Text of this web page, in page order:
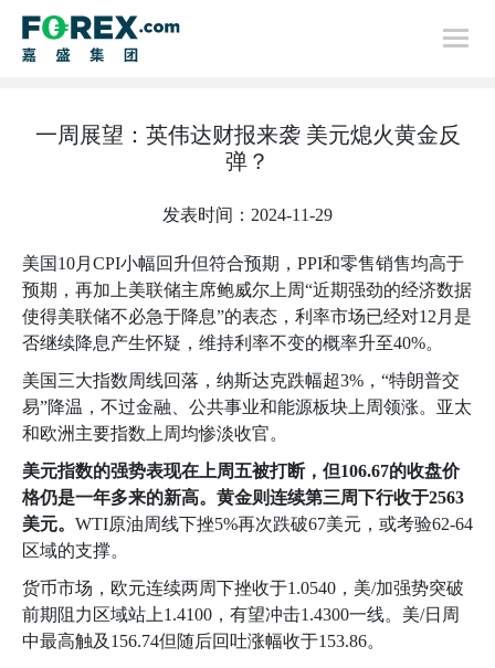
行情分析
一周展望：英伟达财报来袭 美元熄火黄金反
弹？
发表时间：2024-11-29
美国 10月 CPI小幅回升但符合预期， PPI和零售销售均高于
预期，再加上美联储主席鲍威尔上周“近期强劲的经济数据
使得美联储不必急于降息”的表态，利率市场已经对12 月是
否继续降息产生怀疑，维持利率不变的概率升至40%。
美国三大指数周线回落，纳斯达克跌幅超3% ，“特朗普交
易”降温，不过金融、公共事业和能源板块上周领涨。亚太
和欧洲主要指数上周均惨淡收官。
美元指数的强势表现在上周五被打断，但106.67的收盘价
格仍是一年多来的新高。黄金则连续第三周下行收于2563
美元。 WTI原油周线下挫5%再次跌破67美元，或考验62-64
区域的支撑。
货币市场，欧元连续两周下挫收于1.0540 ，美/加强势突破
前期阻力区域站上1.4100 ，有望冲击1.4300一线。美/日周
中最高触及 156.74但随后回吐涨幅收于153.86。